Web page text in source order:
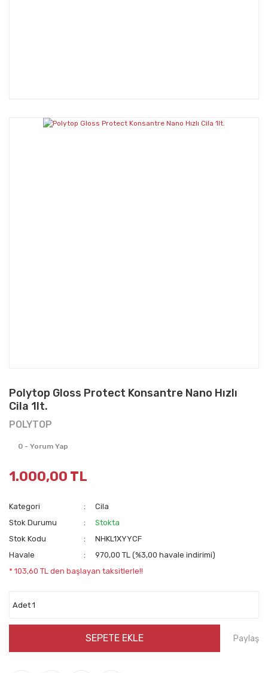
Polytop Gloss Protect Konsantre Nano Hızlı
Cila 1lt.
POLYTOP
0 - Yorum Yap
1.000,00 TL
Kategori
Cila
Stok Durumu
Stokta
Stok Kodu
NHKL1XYYCF
Havale
970,00 TL (%3,00 havale indirimi)
* 103,60 TL den başlayan taksitlerle!!
SEPETE EKLE Paylaş